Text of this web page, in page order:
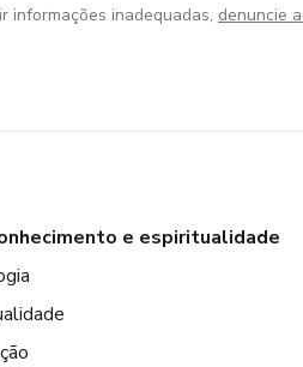
informações inadequadas, denuncie
e espiritualidade